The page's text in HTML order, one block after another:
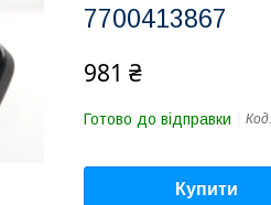
7700413867
981 ₴
Готово до відправки Код:
Купити